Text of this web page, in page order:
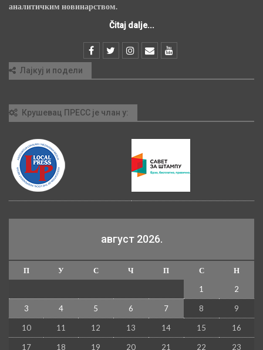
аналитичким новинарством.
Čitaj dalje...
Лајкуј и подели
Крушевац ПРЕСС је члан у:
август 2026.
П У С Ч П С
Н
1
2
3 4 5 6 7 8 9
10 11 12 13 14 15 16
17 18 19 20 21 22 23